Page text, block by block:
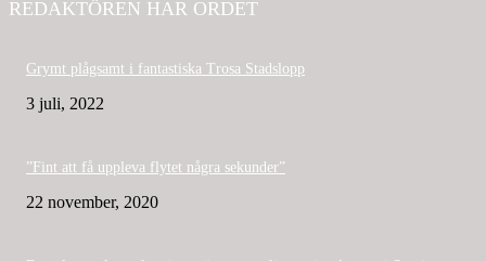
REDAKTÖREN HAR ORDET
Grymt plågsamt i fantastiska Trosa Stadslopp
3 juli, 2022
”Fint att få uppleva flytet några sekunder”
22 november, 2020